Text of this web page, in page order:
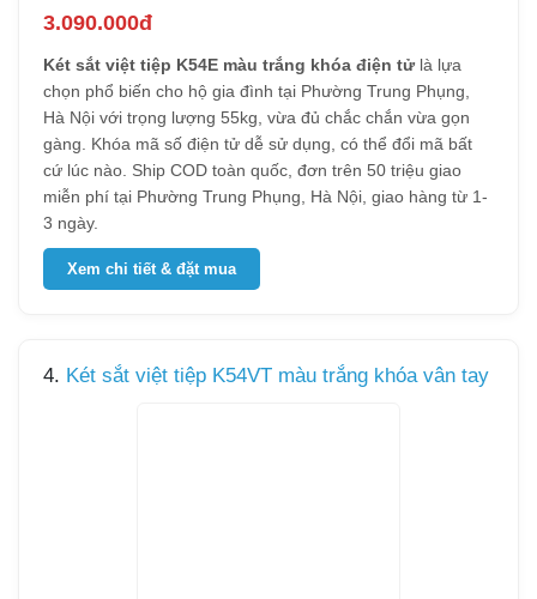
3.090.000đ
Két sắt việt tiệp K54E màu trắng khóa điện tửlà lựa
chọn phổ biến cho hộ gia đình tại Phường Trung Phụng,
Hà Nội với trọng lượng 55kg, vừa đủ chắc chắn vừa gọn
gàng. Khóa mã số điện tử dễ sử dụng, có thể đổi mã bất
cứ lúc nào. Ship COD toàn quốc, đơn trên 50 triệu giao
miễn phí tại Phường Trung Phụng, Hà Nội, giao hàng từ 1-
3 ngày.
Xem chi tiết & đặt mua
4. Két sắt việt tiệp K54VT màu trắng khóa vân tay